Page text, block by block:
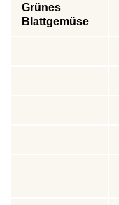
Grünes
Blattgemüse